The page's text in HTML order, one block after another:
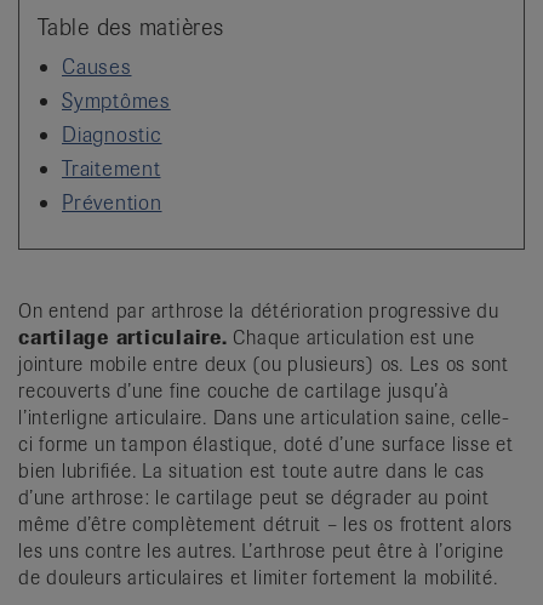
Table des matières
Causes
Symptômes
Diagnostic
Traitement
Prévention
On entend par arthrose la détérioration progressive du
cartilage articulaire. Chaque articulation est une
jointure mobile entre deux (ou plusieurs) os. Les os sont
recouverts d’une fine couche de cartilage jusqu’à
l’interligne articulaire. Dans une articulation saine, celle-
ci forme un tampon élastique, doté d’une surface lisse et
bien lubrifiée. La situation est toute autre dans le cas
d’une arthrose: le cartilage peut se dégrader au point
même d’être complètement détruit – les os frottent alors
les uns contre les autres. L’arthrose peut être à l’origine
de douleurs articulaires et limiter fortement la mobilité.